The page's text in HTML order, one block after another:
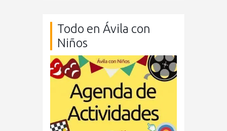
Todo en Ávila con
Niños